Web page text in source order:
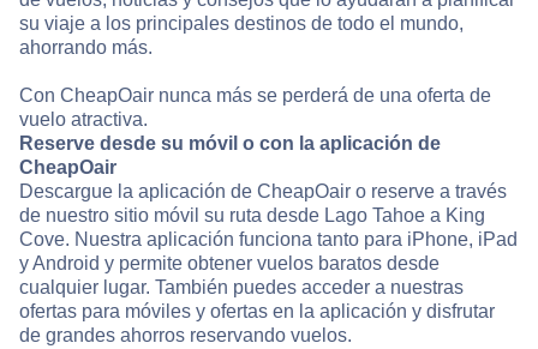
su viaje a los principales destinos de todo el mundo,
ahorrando más.
Con CheapOair nunca más se perderá de una oferta de
vuelo atractiva.
Reserve desde su móvil o con la aplicación de
CheapOair
Descargue la aplicación de CheapOair o reserve a través
de nuestro sitio móvil su ruta desde Lago Tahoe a King
Cove. Nuestra aplicación funciona tanto para iPhone, iPad
y Android y permite obtener vuelos baratos desde
cualquier lugar. También puedes acceder a nuestras
ofertas para móviles y ofertas en la aplicación y disfrutar
de grandes ahorros reservando vuelos.